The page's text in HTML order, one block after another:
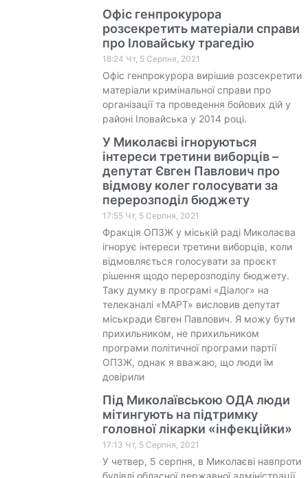
Офіс генпрокурора
розсекретить матеріали справи
про Іловайську трагедію
18:24 Чт, 5 Серпня, 2021
Офіс генпрокурора вирішив розсекретити
матеріали кримінальної справи про
організації та проведення бойових дій у
районі Іловайська у 2014 році.
У Миколаєві ігноруються
інтереси третини виборців –
депутат Євген Павлович про
відмову колег голосувати за
перерозподіл бюджету
17:55 Чт, 5 Серпня, 2021
Фракція ОПЗЖ у міській раді Миколаєва
ігнорує інтереси третини виборців, коли
відмовляється голосувати за проєкт
рішення щодо перерозподілу бюджету.
Таку думку в програмі «Діалог» на
телеканалі «МАРТ» висловив депутат
міськради Євген Павлович. Я можу бути
прихильником, не прихильником
програми політичної програми партії
ОПЗЖ, однак я вважаю, що люди їм
довірили
Під Миколаївською ОДА люди
мітингують на підтримку
головної лікарки «інфекційки»
17:13 Чт, 5 Серпня, 2021
У четвер, 5 серпня, в Миколаєві навпроти
будівлі обласної державної адміністрації